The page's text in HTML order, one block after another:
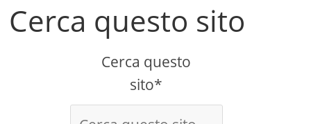
Cerca questo sito
Cerca questo
sito*